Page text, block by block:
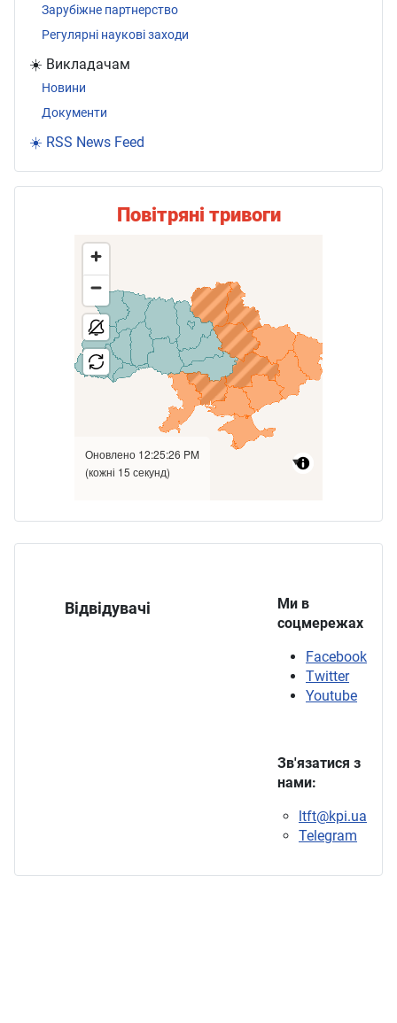
Зарубіжне партнерство
Регулярні наукові заходи
☀️ Викладачам
Новини
Документи
☀️ RSS News Feed
Повітряні тривоги
Відвідувачі
Ми в
соцмережах
Facebook
Twitter
Youtube
Зв'язатися з
нами:
ltft@kpi.ua
Telegram